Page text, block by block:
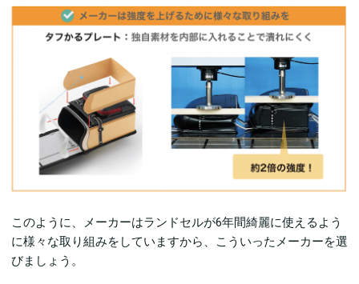
このように、メーカーはランドセルが6年間綺麗に使えるよう
に様々な取り組みをしていますから、こういったメーカーを選
びましょう。